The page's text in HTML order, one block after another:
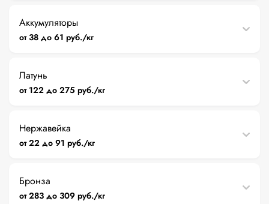
Аккумуляторы
от 38 до 61 руб./кг
Латунь
от 122 до 275 руб./кг
Нержавейка
от 22 до 91 руб./кг
Бронза
от 283 до 309 руб./кг